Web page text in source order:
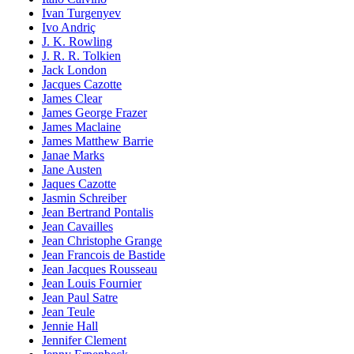
Ivan Turgenyev
Ivo Andriç
J. K. Rowling
J. R. R. Tolkien
Jack London
Jacques Cazotte
James Clear
James George Frazer
James Maclaine
James Matthew Barrie
Janae Marks
Jane Austen
Jaques Cazotte
Jasmin Schreiber
Jean Bertrand Pontalis
Jean Cavailles
Jean Christophe Grange
Jean Francois de Bastide
Jean Jacques Rousseau
Jean Louis Fournier
Jean Paul Satre
Jean Teule
Jennie Hall
Jennifer Clement